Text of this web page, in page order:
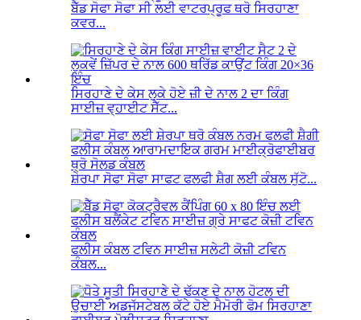
ਬੈੱਡ ਸੋਫਾ ਸੋਫਾ ਸੀ ਲਈ ਵਾਟਰਪ੍ਰੂਫ ਥਰੋ ਸਿਰਹਾਣਾ
ਕਵਰ...
ਸਿਰਹਾਣੇ ਦੇ ਕੇਸ ਲੁਕੇ ਹੋਏ ਜ਼ੀ ਦੇ ਨਾਲ 2 ਦਾ ਕਿੰਗ
ਸਾਈਜ਼ ਵ੍ਹਾਈਟ ਸੈੱਟ...
ਸ਼ੇਰਪਾ ਸੋਫਾ ਸੋਫਾ ਸਾਫਟ ਫਲਫੀ ਸ਼ੈਗ ਲਈ ਕੰਬਲ ਸੁੱਟੋ...
ਫਲੀਸ ਕੰਬਲ ਟਵਿਨ ਸਾਈਜ਼ ਸਲੇਟੀ ਕੋਜ਼ੀ ਟਵਿਨ
ਕੰਬਲ...